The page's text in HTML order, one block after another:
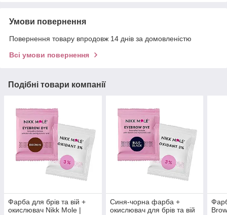
Умови повернення
Повернення товару впродовж 14 днів за домовленістю
Всі умови повернення
Подібні товари компанії
Фарба для брів та вій +
окислювач Nikk Mole |
Синя-чорна фарба +
окислювач для брів та вій